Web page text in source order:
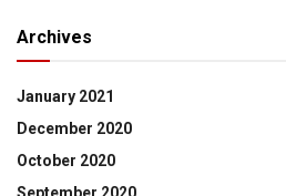
Archives
January 2021
December 2020
October 2020
September 2020